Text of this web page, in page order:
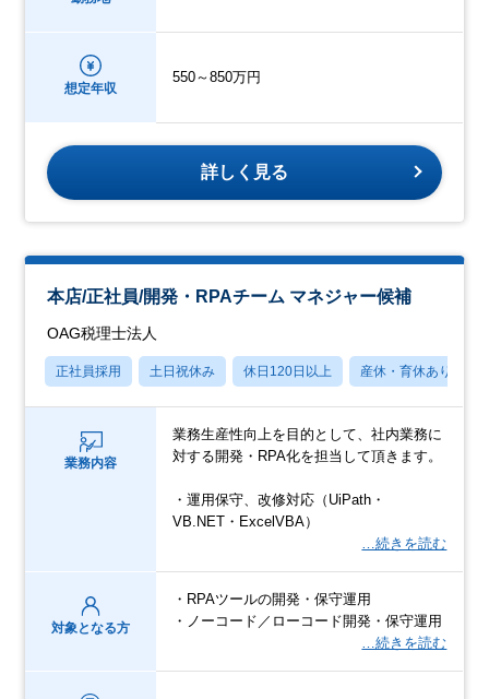
想定年収
550～850万円
詳しく見る
本店/正社員/開発・RPAチーム マネジャー候補
OAG税理士法人
正社員採用 土日祝休み 休日120日以上 産休・育休あり
業務内容
業務生産性向上を目的として、社内業務に
対する開発・RPA化を担当して頂きます。
・運用保守、改修対応（UiPath・
VB.NET・ExcelVBA）
…続きを読む
対象となる方
・RPAツールの開発・保守運用
・ノーコード／ローコード開発・保守運用
…続きを読む